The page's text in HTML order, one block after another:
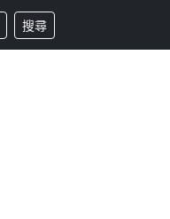
搜尋